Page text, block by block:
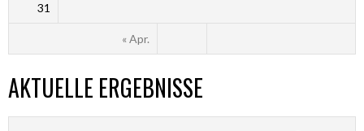
« Apr.
31
AKTUELLE ERGEBNISSE